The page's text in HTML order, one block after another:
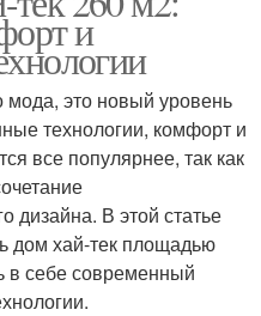
и
это новый уровень
технологии, комфорт и
все популярнее, так как
дизайна. В этой статье
дом хай-тек площадью
в себе современный